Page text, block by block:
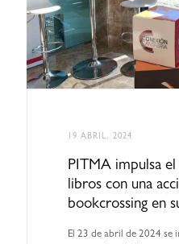
19 ABRIL, 2024
PITMA impulsa
libros con una
bookcrossing en
El 23 de abril de 2024 se